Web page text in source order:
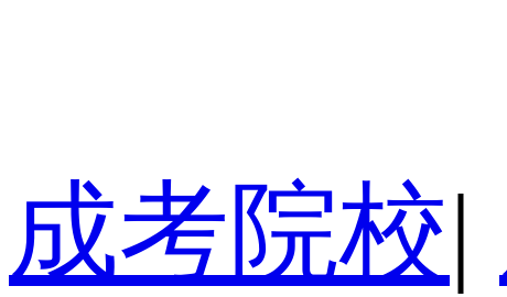
成考院校|